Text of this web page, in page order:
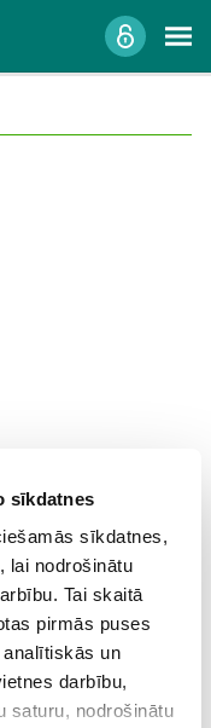
sīkdatnes
sīkdatnes,
lai nodrošinātu
Tai skaitā
pirmās puses
un
darbību,
saturu, nodrošinātu